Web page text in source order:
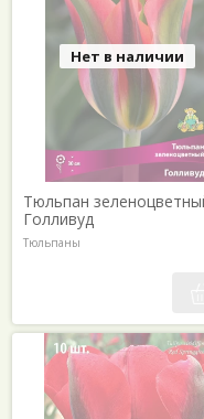
Нет в наличии
Тюльпан
Голливуд
Тюльпаны